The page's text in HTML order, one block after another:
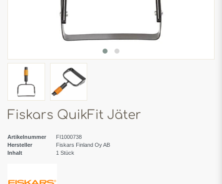
Fiskars QuikFit Jäter
Artikelnummer
FI1000738
Hersteller
Fiskars Finland Oy AB
Inhalt
1 Stück